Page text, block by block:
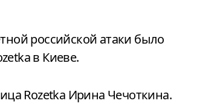
в Киеве.
Rozetka Ирина Чечоткина.